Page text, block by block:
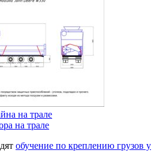
обучение по креплению грузов у